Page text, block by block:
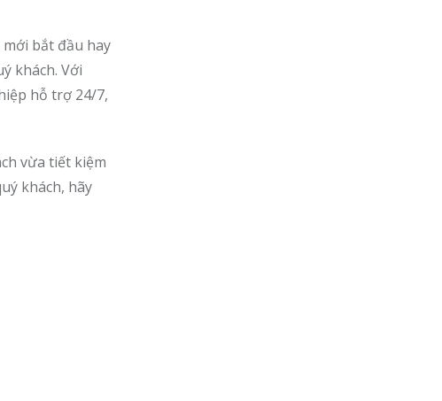
bắt đầu hay
khách. Với
hỗ trợ 24/7,
vừa tiết kiệm
khách, hãy